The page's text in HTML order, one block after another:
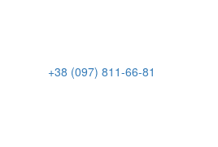
+38 (097) 811-66-81